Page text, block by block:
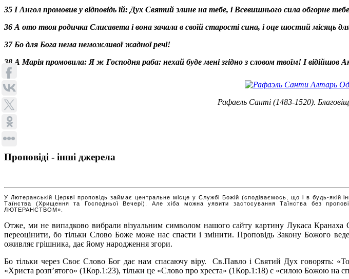
35 І Ангол промовив у відповідь їй: Дух Святий злине на тебе, і Всевишнього сила обгорне
36 А ото твоя родичка Єлисавета і вона зачала в своїй старості сина, і оце шостий місяць
37 Бо для Бога нема неможливої жадної речі!
38 А Марія промовила: Я ж Господня раба: нехай буде мені згідно з словом твоїм! І відійшов
Рафаель Санті (1483-1520).
Проповіді - інші джерела
У Лютеранській Церкві проповідь займає центральне місце у Службі Божій (сподіваємось, що і в будь-
Таїнства (Хрищення та Господньої Вечері). Але хіба можна уявити застосування Таїнства без
ЛЮТЕРАНСТВОМ».
Отже, ми не випадково вибрали візуальним символом нашого сайту картину Лукаса
переоцінити, бо тільки Слово Боже може нас спасти і змінити. Проповідь Закону Божого
оживляє грішника, дає йому народження згори.
Бо тільки через Своє Слово Бог дає нам спасаючу віру. Св.Павло і Святий Дух говорять:
«Христа розп’ятого» (1Кор.1:23), тільки це «Слово про хреста» (1Кор.1:18) є «силою Божою на